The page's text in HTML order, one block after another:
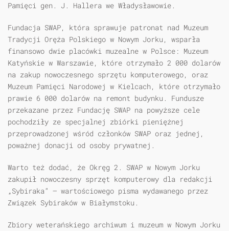
Pamięci gen. J. Hallera we Władysławowie.
Fundacja SWAP, która sprawuje patronat nad Muzeum
Tradycji Oręża Polskiego w Nowym Jorku, wsparła
finansowo dwie placówki muzealne w Polsce: Muzeum
Katyńskie w Warszawie, które otrzymało 2 000 dolarów
na zakup nowoczesnego sprzętu komputerowego, oraz
Muzeum Pamięci Narodowej w Kielcach, które otrzymało
prawie 6 000 dolarów na remont budynku. Fundusze
przekazane przez Fundację SWAP na powyższe cele
pochodziły ze specjalnej zbiórki pieniężnej
przeprowadzonej wśród członków SWAP oraz jednej,
poważnej donacji od osoby prywatnej.
Warto też dodać, że Okręg 2. SWAP w Nowym Jorku
zakupił nowoczesny sprzęt komputerowy dla redakcji
„Sybiraka” — wartościowego pisma wydawanego przez
Związek Sybiraków w Białymstoku.
Zbiory weterańskiego archiwum i muzeum w Nowym Jorku